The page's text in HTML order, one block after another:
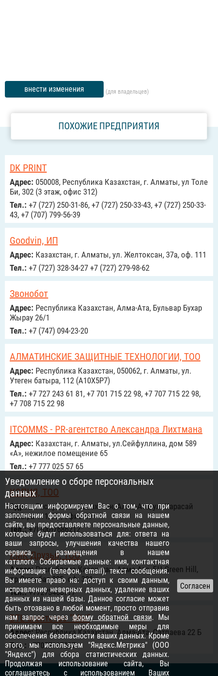
внести изменения (для владельцев)
ПОХОЖИЕ ПРЕДПРИЯТИЯ
DK PRINT
Адрес: 050008, Республика Казахстан, г. Алматы, ул Толе
Би, 302 (3 этаж, офис 312)
Тел.: +7 (727) 250-31-86, +7 (727) 250-33-43, +7 (727) 250-33-
43, +7 (707) 799-56-39
Goodvin, ИП
Адрес: Казахстан, г. Алматы, ул. Желтоксан, 37а, оф. 111
Тел.: +7 (727) 328-34-27 +7 (727) 279-98-62
Звонобот
Адрес: Республика Казахстан, Алма-Ата, Бульвар Бухар
Жырау 26/1
Тел.: +7 (747) 094-23-20
АЛМАТИНСКИЕ ЗАЩИТНЫЕ ТЕХНОЛОГИИ, ТОО
Адрес: Республика Казахстан, 050062, г. Алматы, ул.
Утеген батыра, 112 (A10X5P7)
Тел.: +7 727 243 61 81, +7 701 715 22 98, +7 707 715 22 98,
+7 708 715 22 98
ITCOMMS - PR-агентство Александра Лихтмана
Адрес: Казахстан, г. Алматы, ул.Сейфуллина, дом 589
«А», нежилое помещение 65
Тел.: +7 777 025 57 65
КОПИЯ, ТОО
Адрес:Республика Казахстан, Алма-Ата, ул. Карасай
батыра 111/75 , офис 49
Тел.:+7(700)7686212
КМК Друзья, ТОО
Адрес:Республика Казахстан, Алма-Ата, БЦ Green Hill,
пр.Cуюнбая 89Б, оф. 301
Тел.:+77273466777
BTL агентство "МЫ"
Адрес:Республика Казахстан, Алма-Ата, Сатпаева 22 Б
Тел.: +77057117207
Уведомление о сборе персональных
данных
Настоящим информируем Вас о том, что при
заполнении формы обратной связи на нашем
сайте, вы предоставляете персональные данные,
которые будут использоваться для: ответа на
ваши запросы, улучшения качества нашего
сервиса, размещения в нашем
каталоге. Собираемые данные: имя, контактная
информация (телефон, email), текст сообщения.
Вы имеете право на: доступ к своим данным,
исправление неверных данных, удаление ваших
данных из нашей базы. Данное согласие может
быть отозвано в любой момент, просто отправив
нам запрос черезформу обратной связи. Мы
принимаем все необходимые меры для
обеспечения безопасности ваших данных. Кроме
этого, мы используем "Яндекс.Метрика" (ООО
"Яндекс") для сбора статистических данных.
Продолжая использование сайта, Вы
соглашаетесь с использованием Ваших